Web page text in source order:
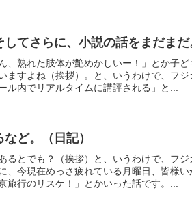
てさらに、小説の話をまだまだ
、熟れた肢体が艶めかしいー！」とか子
ますよね（挨拶）。と、いうわけで、フ
内でリアルタイムに講評される」と...
ど。（日記）
るとでも？（挨拶）と、いうわけで、フジ
、今現在めっさ疲れている月曜日、皆様
旅行のリスケ！」とかいった話です。...